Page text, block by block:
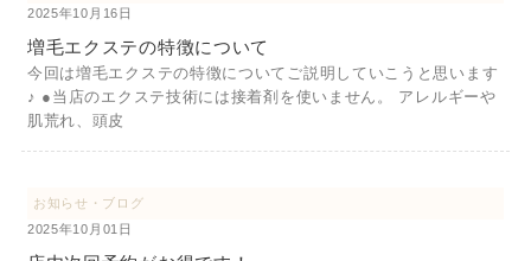
2025年10月16日
増毛エクステの特徴について
今回は増毛エクステの特徴についてご説明していこうと思います
♪ ●当店のエクステ技術には接着剤を使いません。 アレルギーや
肌荒れ、頭皮
お知らせ・ブログ
2025年10月01日